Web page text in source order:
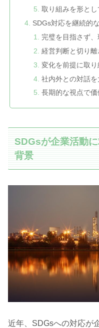
取り組みを形とし
SDGs対応を継続的
完璧を目指さず
経営判断と切り離
変化を前提に取
社内外との対話を
長期的な視点で価
SDGsが企業活動
背景
近年、SDGsへの対応が